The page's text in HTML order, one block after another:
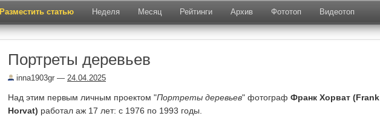
Разместить статью Неделя Месяц Рейтинги Архив Фототоп Видеотоп
Портреты деревьев
inna1903gr — 24.04.2025
Над этим первым личным проектом "Портреты деревьев" фотограф Франк Хорват (Frank
Horvat) работал аж 17 лет: с 1976 по 1993 годы.